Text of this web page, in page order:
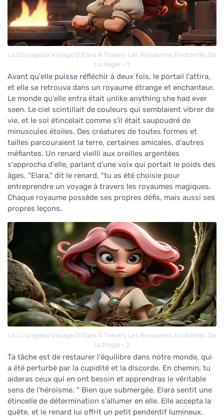
Le Courageux Voyage D'Elara À Travers Les Royaumes Enchantés De
La Magie - 1
Avant qu'elle puisse réfléchir à deux fois, le portail l'attira,
et elle se retrouva dans un royaume étrange et enchanteur.
Le monde qu'elle entra était unlike anything she had ever
seen. Le ciel scintillait de couleurs qui semblaient vibrer de
vie, et le sol étincelait comme s'il était saupoudré de
minuscules étoiles. Des créatures de toutes formes et
tailles parcouraient la terre, certaines amicales, d'autres
méfiantes. Un renard vieilli aux oreilles argentées
s'approcha d'elle, parlant d'une voix qui portait le poids des
âges. "Elara," dit le renard, "tu as été choisie pour
entreprendre un voyage à travers les royaumes magiques.
Chaque royaume possède ses propres défis, mais aussi ses
propres leçons.
Le Courageux Voyage D'Elara À Travers Les Royaumes Enchantés De
La Magie - 2
Ta tâche est de restaurer l'équilibre dans notre monde, qui
a été perturbé par la cupidité et la discorde. En chemin, tu
aideras ceux qui en ont besoin et apprendras le véritable
sens de l'héroïsme. " Bien que submergée, Elara sentit une
étincelle de détermination s'allumer en elle. Elle accepta la
quête, et le renard lui offrit un petit pendentif lumineux.